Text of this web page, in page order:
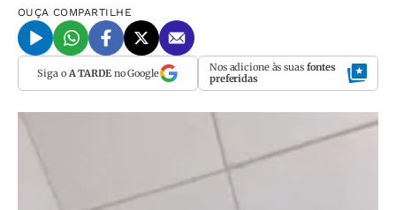
OUÇA COMPARTILHE
Siga o A TARDEno Google Nos adicione às suas fontes
preferidas